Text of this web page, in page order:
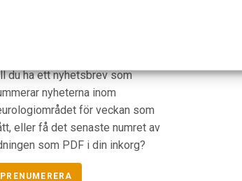
du ha ett nyhetsbrev som
nyheterna inom
för veckan som
eller få det senaste numret av
som PDF i din inkorg?
PRENUMERERA